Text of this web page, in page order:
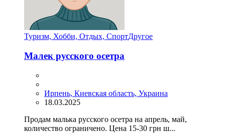
Туризм, Хобби, Отдых, СпортДругое
Малек русского осетра
Ирпень, Киевская область, Украина
18.03.2025
Продам малька русского осетра на апрель, май,
количество ограничено. Цена 15-30 грн ш...